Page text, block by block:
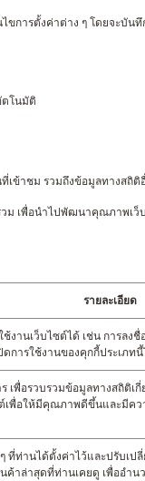
การตั้งค่าต่าง ๆ โดยจะบั
ตโนมัติ
เข้าชม รวมถึงข้อมูลทางสถิติ
ม เพื่อนำไปพัฒนาคุณภาพเ
รายละเอียด
านเว็บไซต์ได้ เช่น การลง
การใช้งานของคุกกี้ประเภท
เพื่อรวบรวมข้อมูลทางสถิติ
เพื่อให้มีคุณภาพดีขึ้นและมีค
ที่ท่านได้ตั้งค่าไว้และปรับเ
าล่าสุดที่ท่านเคยดู เพื่ออำ